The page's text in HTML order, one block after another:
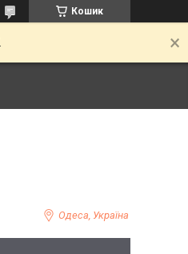
Кошик
Одеса, Україна